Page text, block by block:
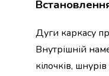
та
маслини
Джеми
Дуги каркасу
Внутрішній
кілочків,